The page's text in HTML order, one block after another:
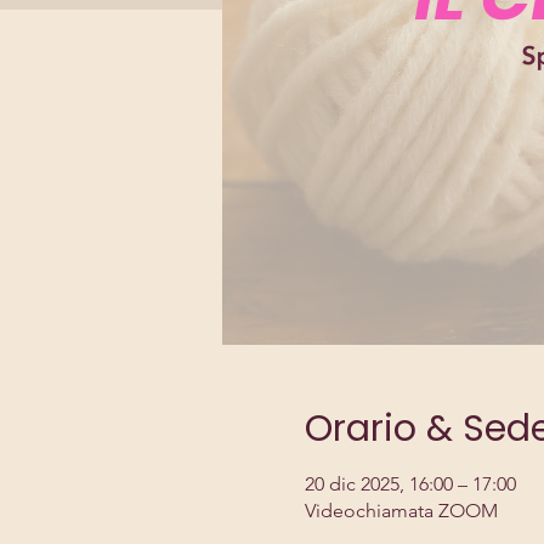
Orario &
20 dic 2025, 16:00 – 17:00
Videochiamata ZOOM